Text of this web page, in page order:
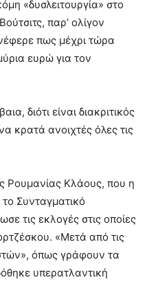
«δυσλειτουργία» στο
παρ’ ολίγον
πως μέχρι τώρα
ευρώ για τον
διότι είναι διακριτικός
κρατά ανοιχτές όλες τις
Ρουμανίας Κλάους, που η
Συνταγματικό
τις εκλογές στις οποίες
«Μετά από τις
όπως γράφουν τα
υπερατλαντική